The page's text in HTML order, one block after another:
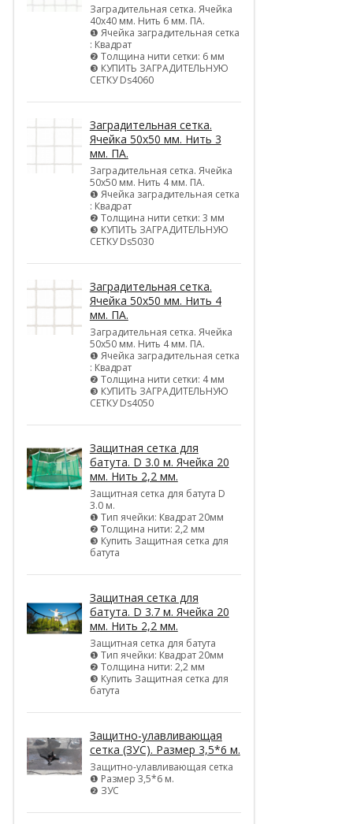
Заградительная сетка. Ячейка
40х40 мм. Нить 6 мм. ПА.
❶ Ячейка заградительная сетка
: Квадрат
❷ Толщина нити сетки: 6 мм
❸ КУПИТЬ ЗАГРАДИТЕЛЬНУЮ
СЕТКУ Ds4060
Заградительная сетка.
Ячейка 50х50 мм. Нить 3
мм. ПА.
Заградительная сетка. Ячейка
50х50 мм. Нить 4 мм. ПА.
❶ Ячейка заградительная сетка
: Квадрат
❷ Толщина нити сетки: 3 мм
❸ КУПИТЬ ЗАГРАДИТЕЛЬНУЮ
СЕТКУ Ds5030
Заградительная сетка.
Ячейка 50х50 мм. Нить 4
мм. ПА.
Заградительная сетка. Ячейка
50х50 мм. Нить 4 мм. ПА.
❶ Ячейка заградительная сетка
: Квадрат
❷ Толщина нити сетки: 4 мм
❸ КУПИТЬ ЗАГРАДИТЕЛЬНУЮ
СЕТКУ Ds4050
Защитная сетка для
батута. D 3.0 м. Ячейка 20
мм. Нить 2,2 мм.
Защитная сетка для батута D
3.0 м.
❶ Тип ячейки: Квадрат 20мм
❷ Толщина нити: 2,2 мм
❸ Купить Защитная сетка для
батута
Защитная сетка для
батута. D 3.7 м. Ячейка 20
мм. Нить 2,2 мм.
Защитная сетка для батута
❶ Тип ячейки: Квадрат 20мм
❷ Толщина нити: 2,2 мм
❸ Купить Защитная сетка для
батута
Защитно-улавливающая
сетка (ЗУС). Размер 3,5*6 м.
Защитно-улавливающая сетка
❶ Размер 3,5*6 м.
❷ ЗУС